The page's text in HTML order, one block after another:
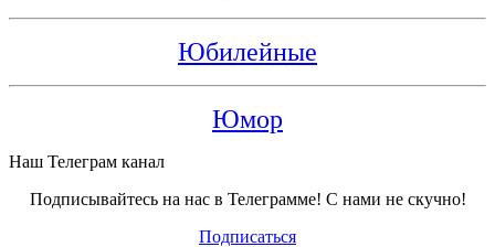
Юбилейные
Юмор
Наш Телеграм канал
Подписывайтесь на нас в Телеграмме! С нами не скучно!
Подписаться